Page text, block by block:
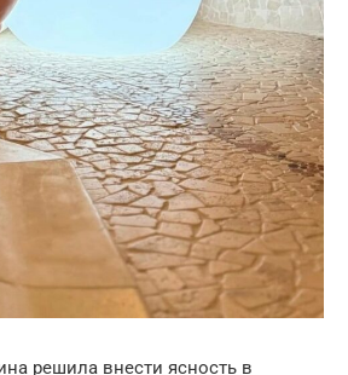
решила внести ясность в